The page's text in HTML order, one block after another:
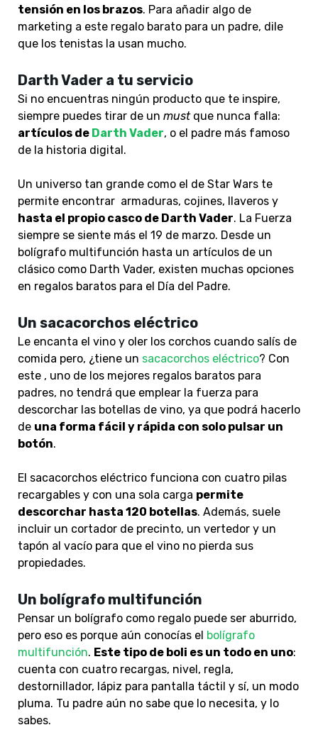
tensión en los brazos. Para añadir algo de
marketing a este regalo barato para un padre, dile
que los tenistas la usan mucho.
Darth Vader a tu servicio
Si no encuentras ningún producto que te inspire,
siempre puedes tirar de un must que nunca falla:
artículos de Darth Vader, o el padre más famoso
de la historia digital.
Un universo tan grande como el de Star Wars te
permite encontrar armaduras, cojines, llaveros y
hasta el propio casco de Darth Vader. La Fuerza
siempre se siente más el 19 de marzo. Desde un
bolígrafo multifunción hasta un artículos de un
clásico como Darth Vader, existen muchas opciones
en regalos baratos para el Día del Padre.
Un sacacorchos eléctrico
Le encanta el vino y oler los corchos cuando salís de
comida pero, ¿tiene un sacacorchos eléctrico? Con
este , uno de los mejores regalos baratos para
padres, no tendrá que emplear la fuerza para
descorchar las botellas de vino, ya que podrá hacerlo
de una forma fácil y rápida con solo pulsar un
botón.
El sacacorchos eléctrico funciona con cuatro pilas
recargables y con una sola carga permite
descorchar hasta 120 botellas. Además, suele
incluir un cortador de precinto, un vertedor y un
tapón al vacío para que el vino no pierda sus
propiedades.
Un bolígrafo multifunción
Pensar un bolígrafo como regalo puede ser aburrido,
pero eso es porque aún conocías el bolígrafo
multifunción. Este tipo de boli es un todo en uno:
cuenta con cuatro recargas, nivel, regla,
destornillador, lápiz para pantalla táctil y sí, un modo
pluma. Tu padre aún no sabe que lo necesita, y lo
sabes.